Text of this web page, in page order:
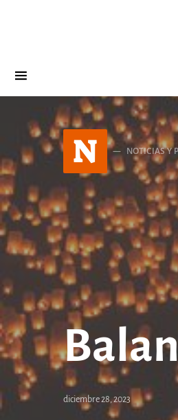
N NOTICIAS Y
diciembre 28, 2023